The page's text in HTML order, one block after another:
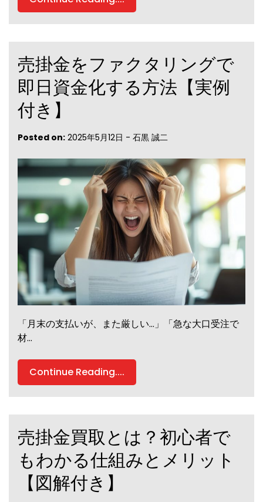
売掛金をファクタリングで
即日資金化する方法【実例
付き】
Posted on: 2025年5月12日 - 石黒 誠二
「月末の支払いが、また厳しい…」「急な大口受注で
材…
Continue Reading....
売掛金買取とは？初心者で
もわかる仕組みとメリット
【図解付き】